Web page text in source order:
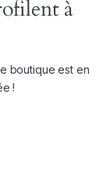
à
boutique est en
!